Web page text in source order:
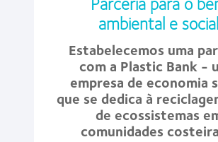
ambiental e social
Estabelecemos uma
com a Plastic Bank -
empresa de economia
que se dedica à
de ecossistemas
comunidades